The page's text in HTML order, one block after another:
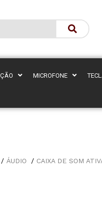
MICROFONE
ÁUDIO CAIXA DE SOM